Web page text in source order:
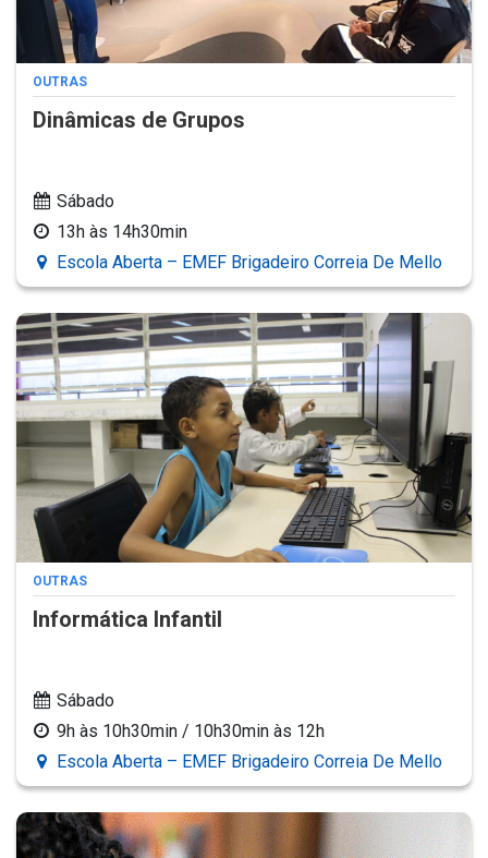
OUTRAS
Dinâmicas de Grupos
Sábado
13h às 14h30min
Escola Aberta – EMEF Brigadeiro Correia De Mello
OUTRAS
Informática Infantil
Sábado
9h às 10h30min / 10h30min às 12h
Escola Aberta – EMEF Brigadeiro Correia De Mello